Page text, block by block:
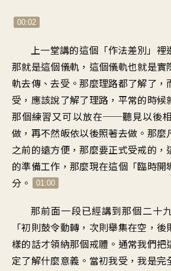
00:02
上一堂講的這個「作法差別」裡
那就是這個儀軌，這個儀軌也就是實
軌去傳、去受。那麼理路都了解了，
受，應該說了解了理路，平常的時候
那個練習又可以放在──聽見以後
做，再不然皈依以後照著去做。那麼
之前的遠方便，那麼要正式受戒的，
的準備工作，那麼現在這個「臨時開
分。
01:00
那前面一段已經講到那個二十
「初則鼓令動轉，次則舉集在空，
樣的話才領納那個戒體。通常我們把
定了解什麼意義。當初我受，我是完